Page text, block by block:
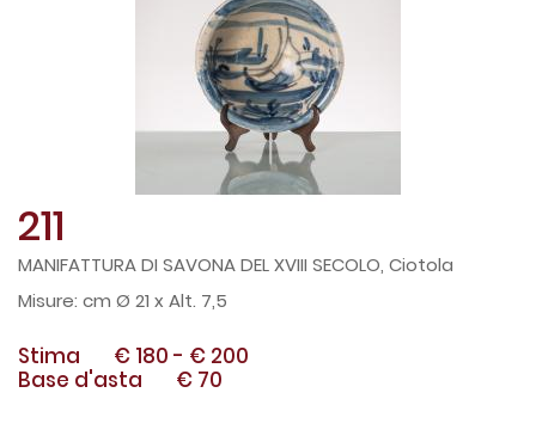
211
MANIFATTURA DI SAVONA DEL XVIII SECOLO, Ciotola
cm Ø 21 x Alt. 7,5
Stima € 180 - € 200
Base d'asta
€ 70